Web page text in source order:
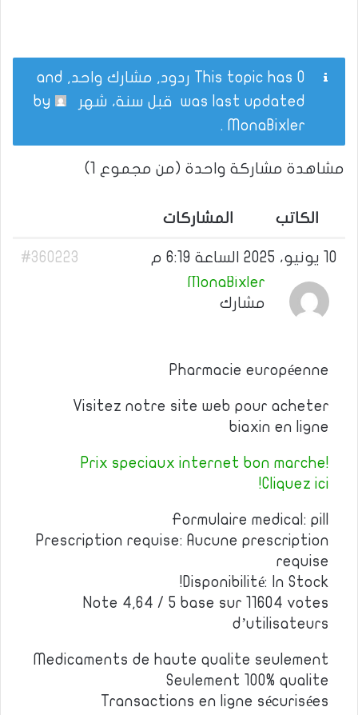
This topic has 0 ردود, مشارك واحد, and
was last updated قبل سنة، شهر
MonaBixler
.
مشاهدة مشاركة واحدة (من مجموع 1)
الكاتب المشاركات
10 يونيو، 2025 الساعة 6:19 م
#360223
MonaBixler
مشارك
Pharmacie européenne
Visitez notre site web pour acheter
biaxin en ligne
Prix speciaux internet bon marche!
Cliquez ici!
Formulaire medical: pill
Prescription requise: Aucune prescription
requise
Disponibilité: In Stock!
Note 4,64 / 5 base sur 11604 votes
d’utilisateurs
Medicaments de haute qualite seulement
Seulement 100% qualite
Transactions en ligne sécurisées